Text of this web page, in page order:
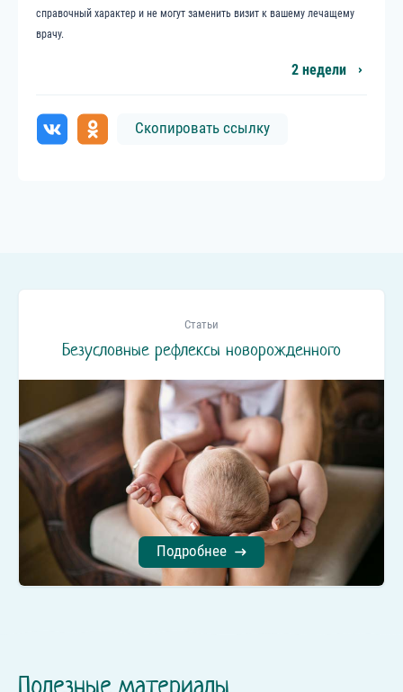
справочный характер и не могут заменить визит к вашему лечащему
врачу.
2 недели
Скопировать ссылку
Статьи
Безусловные рефлексы новорожденного
Подробнее